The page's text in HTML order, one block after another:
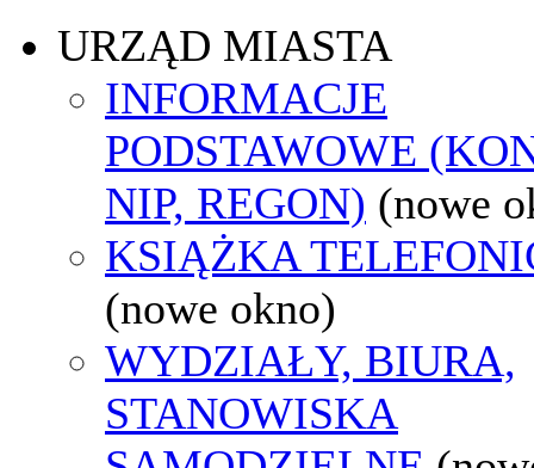
URZĄD MIASTA
INFORMACJE
PODSTAWOWE
NIP, REGON) (nowe
KSIĄŻKA
(nowe okno)
WYDZIAŁY, BIURA,
STANOWISKA